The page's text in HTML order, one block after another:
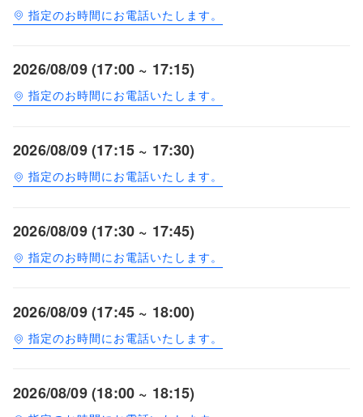
指定のお時間にお電話いたします。
2026/08/09 (17:00 ~ 17:15)
指定のお時間にお電話いたします。
2026/08/09 (17:15 ~ 17:30)
指定のお時間にお電話いたします。
2026/08/09 (17:30 ~ 17:45)
指定のお時間にお電話いたします。
2026/08/09 (17:45 ~ 18:00)
指定のお時間にお電話いたします。
2026/08/09 (18:00 ~ 18:15)